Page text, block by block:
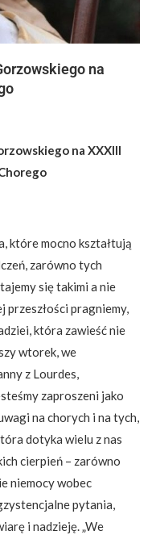
na
na XXXIII
które mocno kształtują
zarówno tych
się takimi a nie
przeszłości pragniemy,
która zawieść nie
wtorek, we
z Lourdes,
zaproszeni jako
na chorych i na tych,
dotyka wielu z nas
cierpień – zarówno
niemocy wobec
pytania,
i nadzieję. „We